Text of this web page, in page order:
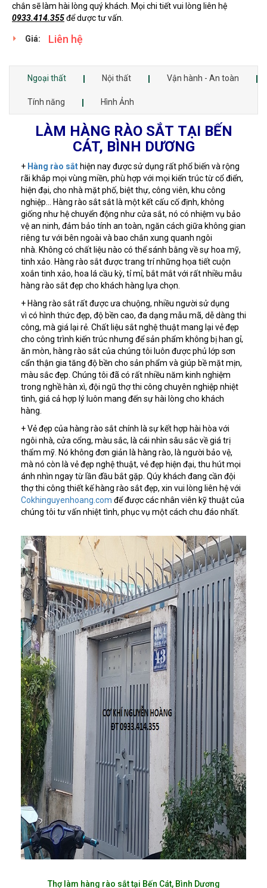
chắn sẽ làm hài lòng quý khách. Mọi chi tiết vui lòng liên hệ
0933.414.355để dược tư vấn.
Giá: Liên hệ
Ngoại thất Nội thất Vận hành - An toàn
Tính năng Hình Ảnh
LÀM HÀNG RÀO SẮT TẠI BẾN
CÁT, BÌNH DƯƠNG
+ Hàng rào sắt hiện nay được sử dụng rất phổ biến và rộng
rãi khắp mọi vùng miền, phù hợp với mọi kiến trúc từ cổ điển,
hiện đại, cho nhà mặt phố, biệt thự, công viên, khu công
nghiệp… Hàng rào sắt sắt là một kết cấu cố định, không
giống như hệ chuyển động như cửa sắt, nó có nhiệm vụ bảo
vệ an ninh, đảm bảo tính an toàn, ngăn cách giữa không gian
riêng tư với bên ngoài và bao chắn xung quanh ngôi
nhà. Không có chất liệu nào có thể sánh bằng về sự hoa mỹ,
tinh xảo. Hàng rào sắt được trang trí những họa tiết cuộn
xoắn tinh xảo, hoa lá cầu kỳ, tỉ mỉ, bắt mắt với rất nhiều mẫu
hàng rào sắt đẹp cho khách hàng lựa chọn.
+ Hàng rào sắt rất được ưa chuộng, nhiều người sử dụng
vì có hình thức đẹp, độ bền cao, đa dạng mẫu mã, dễ dàng thi
công, mà giá lại rẻ. Chất liệu sắt nghệ thuật mang lại vẻ đẹp
cho công trình kiến trúc nhưng để sản phẩm không bị han gỉ,
ăn mòn, hàng rào sắt của chúng tôi luôn được phủ lớp sơn
cẩn thận gia tăng độ bền cho sản phẩm và giúp bề mặt mịn,
màu sắc đẹp. Chúng tôi đã có rất nhiều năm kinh nghiệm
trong nghề hàn xì, đội ngũ thợ thi công chuyên nghiệp nhiệt
tình, giá cả hợp lý luôn mang đến sự hài lòng cho khách
hàng.
+ Vẻ đẹp của hàng rào sắt chính là sự kết hợp hài hòa với
ngôi nhà, cửa cổng, màu sắc, là cái nhìn sâu sắc về giá trị
thẩm mỹ. Nó không đơn giản là hàng rào, là người bảo vệ,
mà nó còn là vẻ đẹp nghệ thuật, vẻ đẹp hiện đại, thu hút mọi
ánh nhìn ngay từ lần đầu bắt gặp. Qúy khách đang cần đội
thợ thi công thiết kế hàng rào sắt đẹp, xin vui lòng liên hệ với
Cokhinguyenhoang.com để được các nhân viên kỹ thuật của
chúng tôi tư vấn nhiệt tình, phục vụ một cách chu đáo nhất.
Thợ làm hàng rào sắt tại Bến Cát, Bình Dương